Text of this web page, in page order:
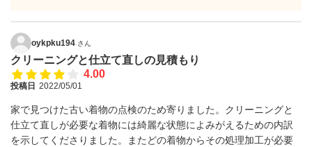
oykpku194 さん
クリーニングと仕立て直しの見積もり
4.00
投稿日 2022/05/01
家で見つけた古い着物の点検のため寄りました。クリーニングと
仕立て直しが必要な着物には綺麗な状態によみがえるための内訳
を示してくださりました。またどの着物からその処理加工が必要